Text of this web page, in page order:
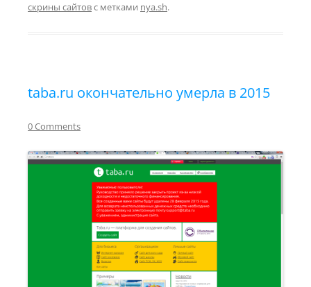
скрины сайтовс метками nya.sh.
taba.ru окончательно умерла в 2015
0 Comments